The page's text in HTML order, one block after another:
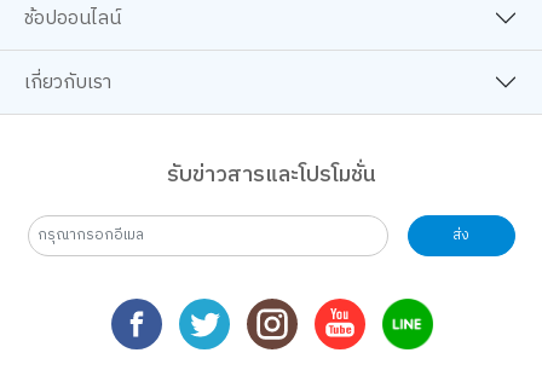
ช้อปออนไลน์
เกี่ยวกับเรา
รับข่าวสารและโปรโมชั่น
ส่ง